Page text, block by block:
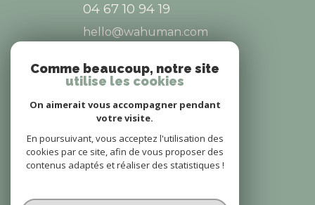
04 67 10 94 19
hello@wahuman.com
NOS RÉSEAUX
NOUS SUIVRE
Comme beaucoup, notre site
utilise les cookies
On aimerait vous accompagner pendant
votre visite.
En poursuivant, vous acceptez l'utilisation des
cookies par ce site, afin de vous proposer des
contenus adaptés et réaliser des statistiques !